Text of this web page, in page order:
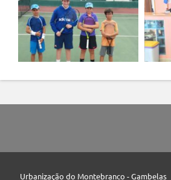
Urbanização do Montebranco - Gambelas